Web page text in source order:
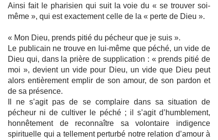
Ainsi fait le pharisien qui suit la voie du « se trouver soi-
même », qui est exactement celle de la « perte de Dieu ».
« Mon Dieu, prends pitié du pécheur que je suis ».
Le publicain ne trouve en lui-même que péché, un vide de
Dieu qui, dans la prière de supplication : « prends pitié de
moi », devient un vide pour Dieu, un vide que Dieu peut
alors entièrement emplir de son amour, de son pardon et
de sa présence.
Il ne s’agit pas de se complaire dans sa situation de
pécheur ni de cultiver le péché ; il s’agit d’humblement,
honnêtement de reconnaître sa volontaire indigence
spirituelle qui a tellement perturbé notre relation d’amour à